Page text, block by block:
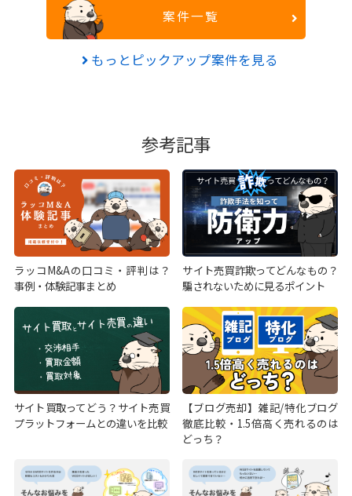
案件一覧
もっとピックアップ案件を見る
参考記事
ラッコM&Aの口コミ・評判は？
事例・体験記事まとめ
サイト売買詐欺ってどんなもの？
騙されないために見るポイント
サイト買取ってどう？サイト売買
プラットフォームとの違いを比較
【ブログ売却】雑記/特化ブログ
徹底比較・1.5倍高く売れるのは
どっち？